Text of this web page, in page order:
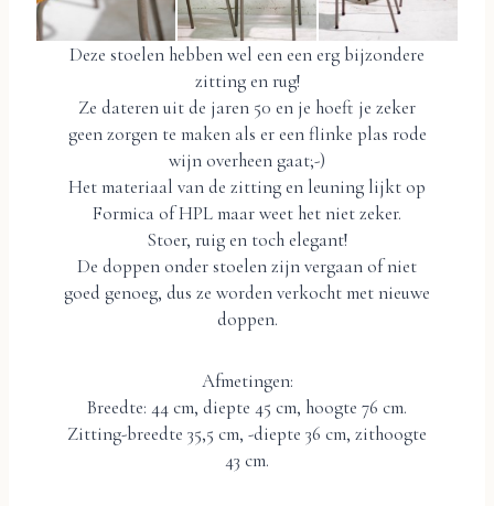
Deze stoelen hebben wel een een erg bijzondere
zitting en rug!
Ze dateren uit de jaren 50 en je hoeft je zeker
geen zorgen te maken als er een flinke plas rode
wijn overheen gaat;-)
Het materiaal van de zitting en leuning lijkt op
Formica of HPL maar weet het niet zeker.
Stoer, ruig en toch elegant!
De doppen onder stoelen zijn vergaan of niet
goed genoeg, dus ze worden verkocht met nieuwe
doppen.
Afmetingen:
Breedte: 44 cm, diepte 45 cm, hoogte 76 cm.
Zitting-breedte 35,5 cm, -diepte 36 cm, zithoogte
43 cm.